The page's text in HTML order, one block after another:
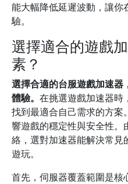
能大幅降低延遲波動，讓你
驗。
選擇適合的遊戲
素？
選擇合適的台服遊戲加速
體驗。 在挑選遊戲加速器時
找到最適合自己需求的方
響遊戲的穩定性與安全性。
絡，選對加速器能解決常
遊玩。
首先，伺服器覆蓋範圍是核